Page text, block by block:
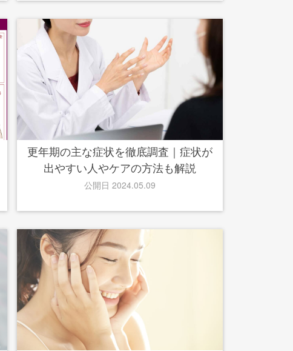
更年期の主な症状を徹底調査｜症状が
出やすい人やケアの方法も解説
公開日 2024.05.09